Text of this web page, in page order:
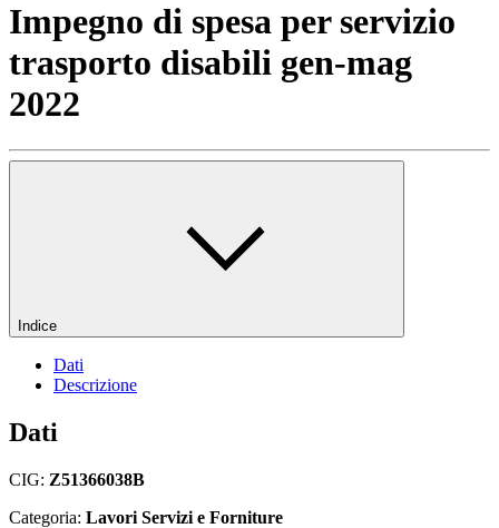
Impegno di spesa per servizio
trasporto disabili gen-mag
2022
Indice
Dati
Descrizione
Dati
CIG: Z51366038B
Categoria: Lavori Servizi e Forniture